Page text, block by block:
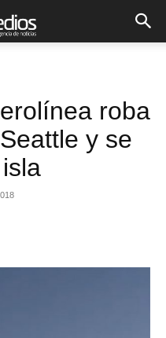
roba
y se